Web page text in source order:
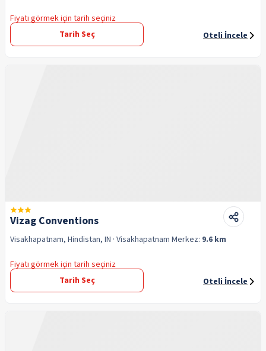
Fiyatı görmek için tarih seçiniz
Tarih Seç
Oteli İncele
Vizag Conventions
Visakhapatnam, Hindistan, IN · Visakhapatnam Merkez: 9.6 km
Fiyatı görmek için tarih seçiniz
Tarih Seç
Oteli İncele